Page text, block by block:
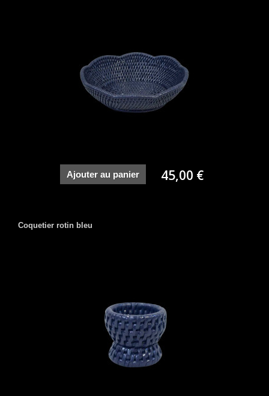
Ajouter au panier 45,00 €
Coquetier rotin bleu